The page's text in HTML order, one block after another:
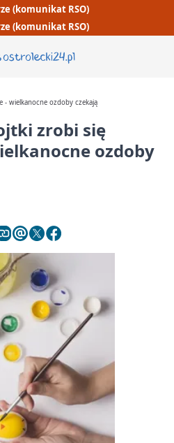
(komunikat RSO)
(komunikat RSO)
- wielkanocne ozdoby czekają
zrobi się
ozdoby